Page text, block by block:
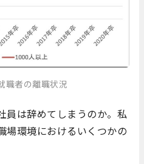
職者の離職状況
員は辞めてしまうのか。私
場環境におけるいくつかの